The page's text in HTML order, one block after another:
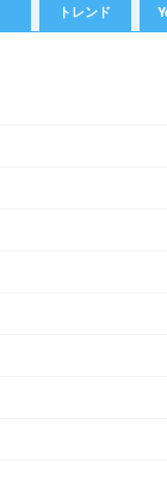
トレンド